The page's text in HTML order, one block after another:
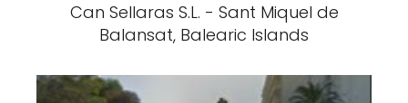
Can Sellaras S.L. - Sant Miquel de
Balansat, Balearic Islands